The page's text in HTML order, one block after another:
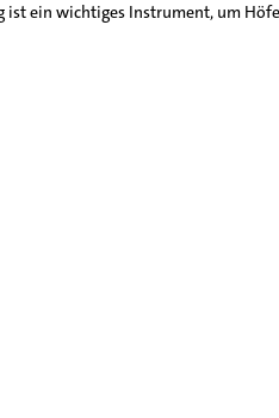
ein wichtiges Instrument, um